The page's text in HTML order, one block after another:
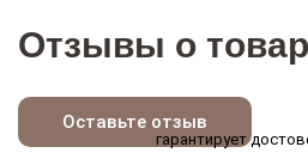
Отзывы о
Оставьте отзыв
гарантирует